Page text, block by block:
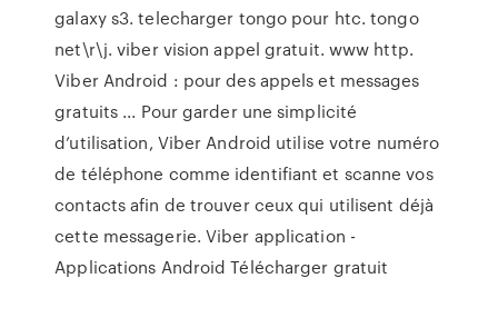
galaxy s3. telecharger tongo pour htc. tongo
net\r\j. viber vision appel gratuit. www http.
Viber Android : pour des appels et messages
gratuits ... Pour garder une simplicité
d’utilisation, Viber Android utilise votre numéro
de téléphone comme identifiant et scanne vos
contacts afin de trouver ceux qui utilisent déjà
cette messagerie. Viber application -
Applications Android Télécharger gratuit